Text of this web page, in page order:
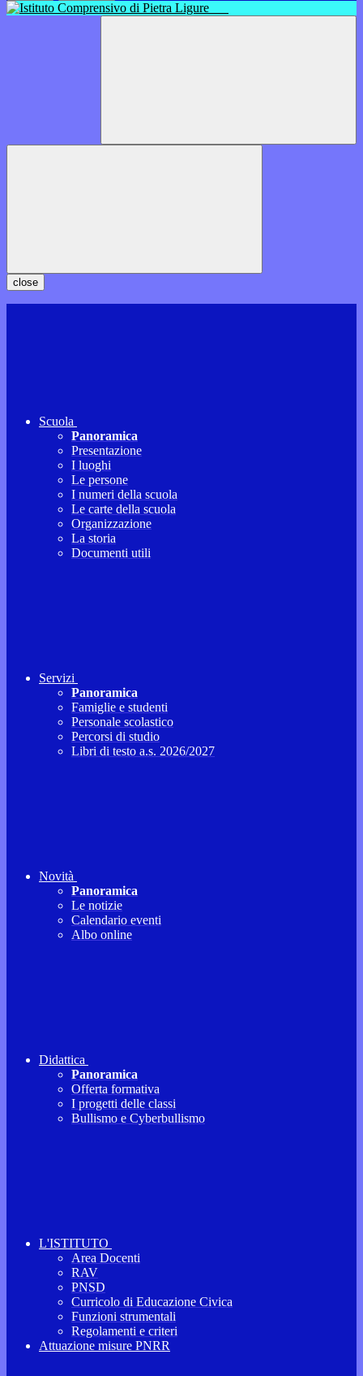
close
Scuola
Panoramica
Presentazione
I luoghi
Le persone
I numeri della scuola
Le carte della scuola
Organizzazione
La storia
Documenti utili
Servizi
Panoramica
Famiglie e studenti
Personale scolastico
Percorsi di studio
Libri di testo a.s. 2026/2027
Novità
Panoramica
Le notizie
Calendario eventi
Albo online
Didattica
Panoramica
Offerta formativa
I progetti delle classi
Bullismo e Cyberbullismo
L'ISTITUTO
Area Docenti
RAV
PNSD
Curricolo di Educazione Civica
Funzioni strumentali
Regolamenti e criteri
Attuazione misure PNRR